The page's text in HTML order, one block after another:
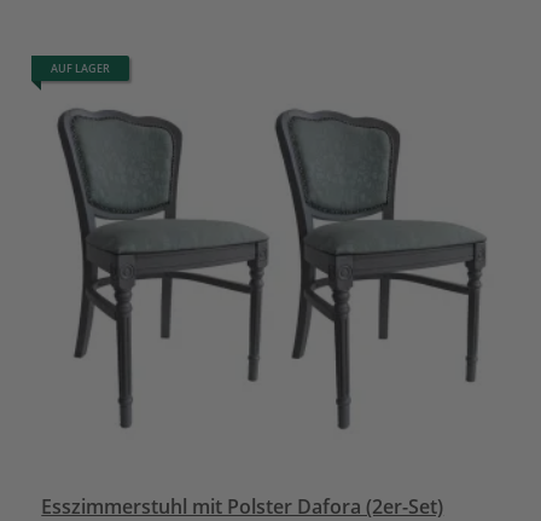
AUF LAGER
Esszimmerstuhl mit Polster Dafora (2er-Set)